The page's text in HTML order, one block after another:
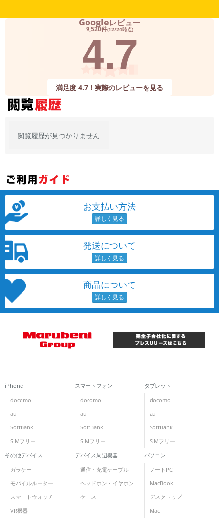
Googleレビュー
9,520件(12/24時点)
4.7
満足度 4.7！実際のレビューを見る
閲覧履歴が見つかりません
お支払い方法
発送について
商品について
iPhone
docomo
au
SoftBank
SIMフリー
スマートフォン
docomo
au
SoftBank
SIMフリー
タブレット
docomo
au
SoftBank
SIMフリー
その他デバイス
ガラケー
モバイルルーター
スマートウォッチ
VR機器
デバイス周辺機器
通信・充電ケーブル
ヘッドホン・イヤホン
ケース
パソコン
ノートPC
MacBook
デスクトップ
Mac